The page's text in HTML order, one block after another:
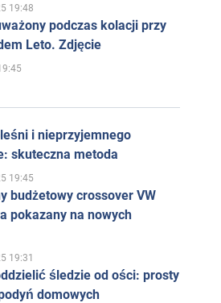
ręce z jakiegoś powodu
niego. Mówią, że kiedyś znajome
trudem zaprosiło go na spotkanie
i rozglądając się krzywo,
ją do kieszeni. Właściciele,
zaniemówili. Depardieu,
pospieszył do domu ...
W tym czasie w Châteauroux
brali udział w bójkach z
19:48
podczas kolacji przy
Leto. Zdjęcie
i nieprzyjemnego
skuteczna metoda
19:45
budżetowy crossover VW
pokazany na nowych
19:31
śledzie od ości: prosty
domowych